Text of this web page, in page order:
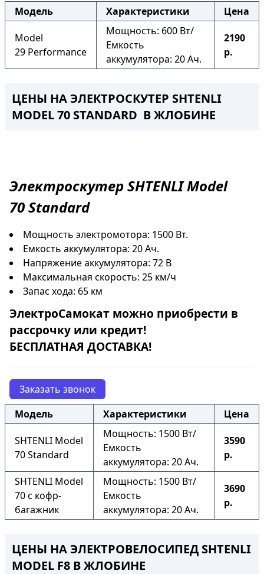
Модель
Характеристики Цена
Model
29 Performance
Мощность: 600 Вт/
Емкость
аккумулятора: 20 Ач.
2190
р.
ЦЕНЫ НА ЭЛЕКТРОСКУТЕР SHTENLI
MODEL 70 STANDARD В ЖЛОБИНЕ
ЭлектроскутерSHTENLI Model
70Standard
Мощность электромотора: 1500 Вт.
Емкость аккумулятора: 20 Ач.
Напряжение аккумулятора: 72 В
Максимальная скорость: 25 км/ч
Запас хода: 65 км
ЭлектроСамокат можно приобрести в
рассрочку или кредит!
БЕСПЛАТНАЯ ДОСТАВКА!
Заказать звонок
Модель
Характеристики Цена
SHTENLI Model
70 Standard
Мощность: 1500 Вт/
Емкость
аккумулятора: 20 Ач.
3590
р.
SHTENLI Model
70 с кофр-
багажник
Мощность: 1500 Вт/
Емкость
аккумулятора: 20 Ач.
3690
р.
ЦЕНЫ НА ЭЛЕКТРОВЕЛОСИПЕД SHTENLI
MODEL F8 В ЖЛОБИНЕ